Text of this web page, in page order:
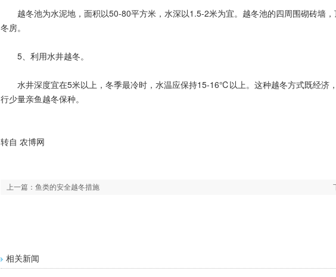
越冬池为水泥地，面积以50-80平方米，水深以1.5-2米为宜。越冬池的四周围砌砖墙，
冬房。
5、利用水井越冬。
水井深度宜在5米以上，冬季最冷时，水温应保持15-16℃以上。这种越冬方式既经济
行少量亲鱼越冬保种。
转自 农博网
上一篇： 鱼类的安全越冬措施
相关新闻